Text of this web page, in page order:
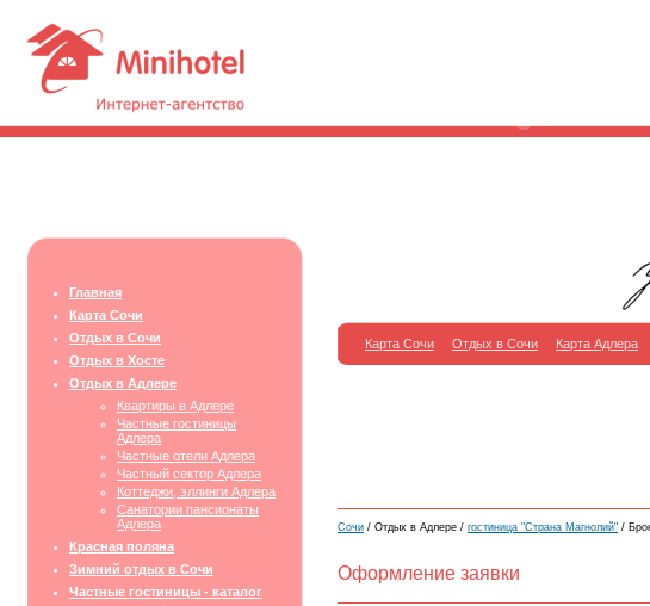
Главная
Карта Сочи
Отдых в Сочи
Отдых в Хосте
Отдых в Адлере
Квартиры в Адлере
Частные гостиницы
Адлера
Частные отели Адлера
Частный сектор Адлера
Коттеджи, эллинги Адлера
Санатории пансионаты
Адлера
Красная поляна
Зимний отдых в Сочи
Частные гостиницы - каталог
Карта Сочи Отдых в Сочи Карта Адлера
Сочи / Отдых в Адлере / гостиница "Страна Магнолий" /
Оформление заявки